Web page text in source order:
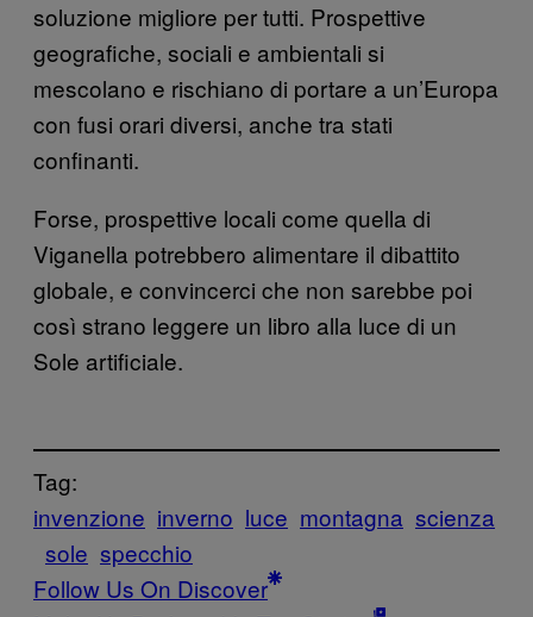
soluzione migliore per tutti. Prospettive
geografiche, sociali e ambientali si
mescolano e rischiano di portare a un’Europa
con fusi orari diversi, anche tra stati
confinanti.
Forse, prospettive locali come quella di
Viganella potrebbero alimentare il dibattito
globale, e convincerci che non sarebbe poi
così strano leggere un libro alla luce di un
Sole artificiale.
Tag:
invenzione inverno luce montagna scienza
sole specchio
Follow Us On Discover